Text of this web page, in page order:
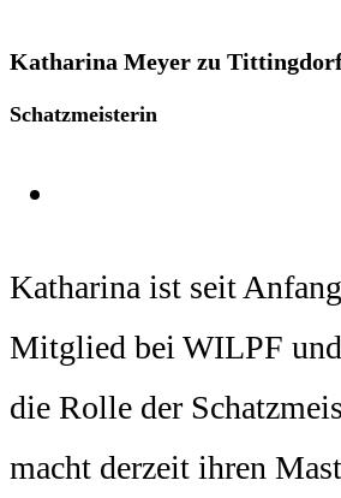
Katharina Meyer zu
Schatzmeisterin
Katharina ist seit
Mitglied bei WILPF
die Rolle der
macht derzeit ihren